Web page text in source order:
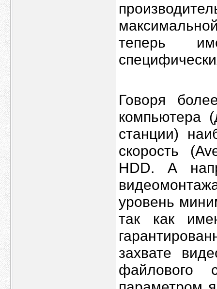
теперь
Говоря
компьютера
станции)
скорость
HDD. А
уровень
так как
захвате
файлового